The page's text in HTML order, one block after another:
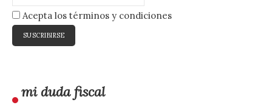
Acepta los términos y condiciones
mi duda fiscal